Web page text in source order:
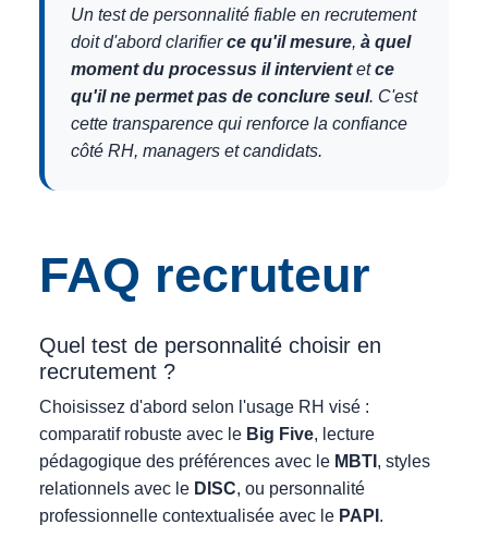
Un test de personnalité fiable en recrutement
doit d'abord clarifierce qu'il mesure, à quel
moment du processus il intervientetce
qu'il ne permet pas de conclure seul. C'est
cette transparence qui renforce la confiance
côté RH, managers et candidats.
FAQ recruteur
Quel test de personnalité choisir en
recrutement ?
Choisissez d'abord selon l'usage RH visé :
comparatif robuste avec le Big Five, lecture
pédagogique des préférences avec le MBTI , styles
relationnels avec le DISC, ou personnalité
professionnelle contextualisée avec le PAPI .